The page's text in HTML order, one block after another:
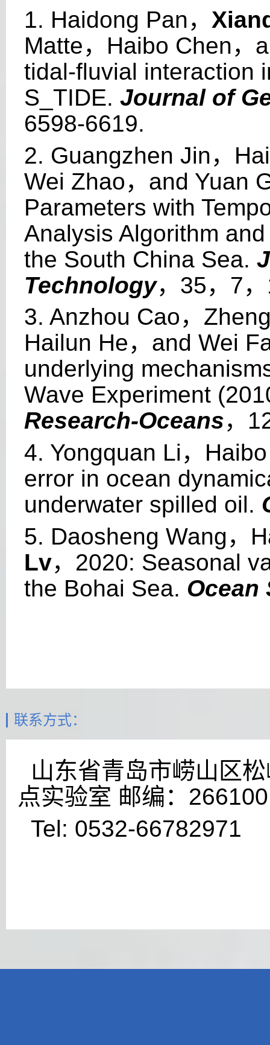
1. Haidong Pan，
Matte， Haibo Chen，
tidal-fluvial interaction
S_TIDE. Journal of
6598-6619.
2. Guangzhen Jin，
Wei Zhao， and Yuan
Parameters with
Analysis Algorithm
the South China Sea.
Technology， 35， 7，
3. Anzhou Cao，
Hailun He， and Wei
underlying
Wave Experiment
Research-Oceans，
4. Yongquan Li ，
error in ocean
underwater spilled oil.
5. Daosheng Wang，
Lv， 2020: Seasonal
the Bohai Sea. Ocean
联系方式：
山东省青岛市崂山区
点实验室 邮编：266100
Tel: 0532-66782971